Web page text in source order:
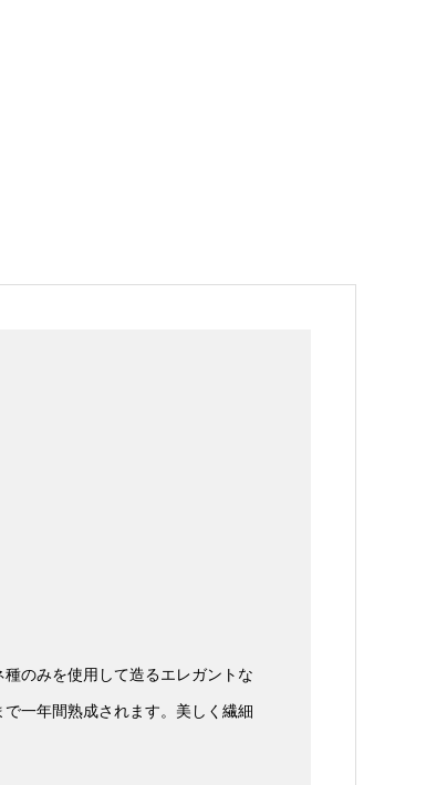
のみを使用して造るエレガントな
一年間熟成されます。美しく繊細